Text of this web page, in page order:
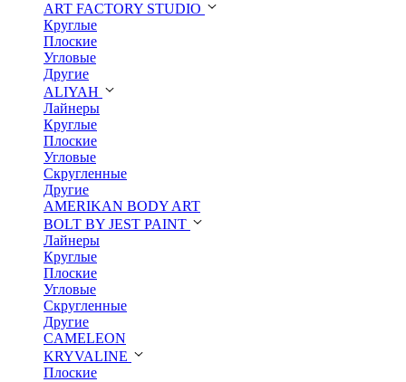
ART FACTORY STUDIO
Круглые
Плоские
Угловые
Другие
ALIYAH
Лайнеры
Круглые
Плоские
Угловые
Скругленные
Другие
AMERIKAN BODY ART
BOLT BY JEST PAINT
Лайнеры
Круглые
Плоские
Угловые
Скругленные
Другие
CAMELEON
KRYVALINE
Плоские